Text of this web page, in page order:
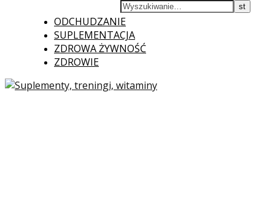
ODCHUDZANIE
SUPLEMENTACJA
ZDROWA ŻYWNOŚĆ
ZDROWIE